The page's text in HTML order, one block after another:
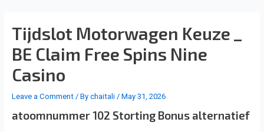
contentTijdslot Motorwagen Keuze _
BE Claim Free Spins Nine
Casino
Leave a Comment / Bychaitali/May 31, 2026
atoomnummer 102 Storting Bonus alternatief